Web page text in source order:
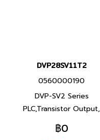
DVP28SV11T2
0560000190
DVP-SV2 Series
PLC,Transistor Output,
24Vdc, Product P/N:
DVP28SV11T2 I/O Points
฿0